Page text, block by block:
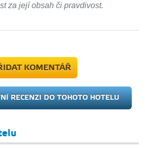
za její obsah či pravdivost.
KOMENTÁŘ
RECENZI DO TOHOTO HOTELU